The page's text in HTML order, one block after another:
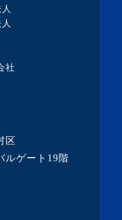
社
区
ルゲート19階